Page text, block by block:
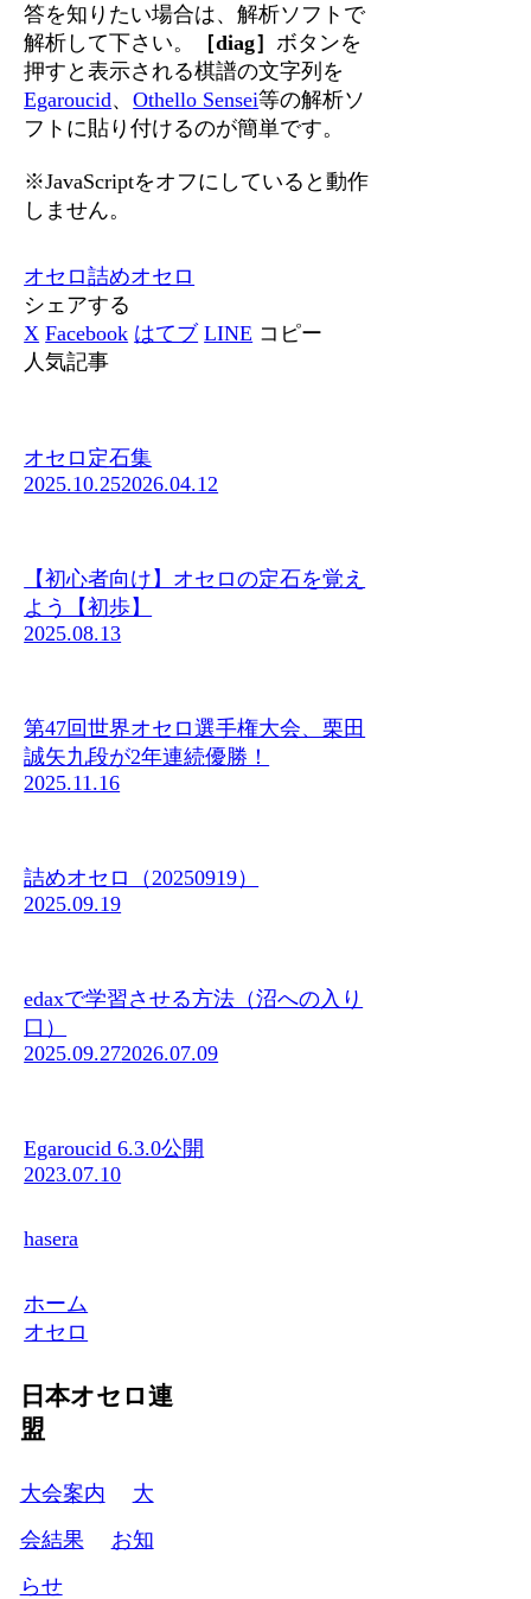
答を知りたい場合は、解析ソフトで
解析して下さい。
［diag］ ボタンを
押すと表示される棋譜の文字列を
Egaroucid、Othello Sensei等の解析ソ
フトに貼り付けるのが簡単です。
※JavaScriptをオフにしていると動作
しません。
オセロ詰めオセロ
シェアする
X Facebook はてブ LINE コピー
人気記事
オセロ定石集
2025.10.252026.04.12
【初心者向け】オセロの定石を覚え
よう【初歩】
2025.08.13
第47回世界オセロ選手権大会、栗田
誠矢九段が2年連続優勝！
2025.11.16
詰めオセロ（20250919）
2025.09.19
edaxで学習させる方法（沼への入り
口）
2025.09.272026.07.09
Egaroucid 6.3.0公開
2023.07.10
hasera
ホーム
オセロ
日本オセロ連
盟
大会案内
大
会結果
お知
らせ